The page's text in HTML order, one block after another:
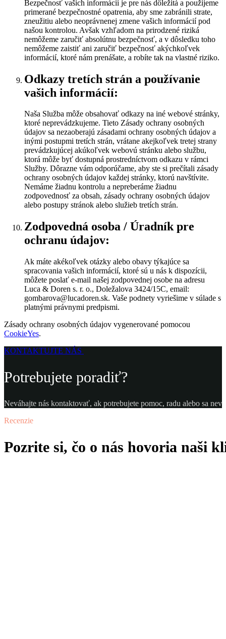
Bezpečnosť vašich informácií je pre nás dôležitá a použijeme
primerané bezpečnostné opatrenia, aby sme zabránili strate,
zneužitiu alebo neoprávnenej zmene vašich informácií pod
našou kontrolou. Avšak vzhľadom na prirodzené riziká
nemôžeme zaručiť absolútnu bezpečnosť, a v dôsledku toho
nemôžeme zaistiť ani zaručiť bezpečnosť akýchkoľvek
informácií, ktoré nám prenášate, a robíte tak na vlastné riziko.
Odkazy tretích strán a používanie
vašich informácií:
Naša Služba môže obsahovať odkazy na iné webové stránky,
ktoré neprevádzkujeme. Tieto Zásady ochrany osobných
údajov sa nezaoberajú zásadami ochrany osobných údajov a
inými postupmi tretích strán, vrátane akejkoľvek tretej strany
prevádzkujúcej akúkoľvek webovú stránku alebo službu,
ktorá môže byť dostupná prostredníctvom odkazu v rámci
Služby. Dôrazne vám odporúčame, aby ste si prečítali zásady
ochrany osobných údajov každej stránky, ktorú navštívite.
Nemáme žiadnu kontrolu a nepreberáme žiadnu
zodpovednosť za obsah, zásady ochrany osobných údajov
alebo postupy stránok alebo služieb tretích strán.
Zodpovedná osoba / Úradník pre
ochranu údajov:
Ak máte akékoľvek otázky alebo obavy týkajúce sa
spracovania vašich informácií, ktoré sú u nás k dispozícii,
môžete poslať e-mail našej zodpovednej osobe na adresu
Luca & Doren s. r. o., Doležalova 3424/15C, email:
gombarova@lucadoren.sk. Vaše podnety vyriešime v súlade s
platnými právnymi predpismi.
Zásady ochrany osobných údajov vygenerované pomocou
CookieYes.
KONTAKTUJTE NÁS
Potrebujete poradiť?
Neváhajte nás kontaktovať, ak potrebujete pomoc, radu alebo sa
Recenzie
Pozrite si, čo o nás hovoria naši